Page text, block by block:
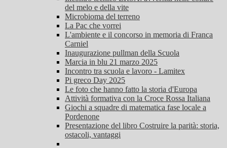
del melo e della vite
Microbioma del terreno
La Pac che vorrei
L'ambiente e il concorso in memoria di Franca
Carniel
Inaugurazione pullman della Scuola
Marcia in blu 21 marzo 2025
Incontro tra scuola e lavoro - Lamitex
Pi greco Day 2025
Le foto che hanno fatto la storia d'Europa
Attività formativa con la Croce Rossa Italiana
Giochi a squadre di matematica fase locale a
Pordenone
Presentazione del libro Costruire la parità: storia,
ostacoli, vantaggi